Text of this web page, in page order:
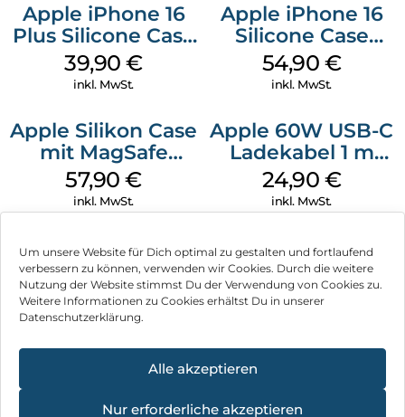
Um unsere Website für Dich optimal zu gestalten und fortlaufend
verbessern zu können, verwenden wir Cookies. Durch die weitere
Nutzung der Website stimmst Du der Verwendung von Cookies zu.
Weitere Informationen zu Cookies erhältst Du in unserer
Datenschutzerklärung.
Alle akzeptieren
Nur erforderliche akzeptieren
Apple iPhone 16
Plus Silicone Case
MagSafe Plum
39,90€
inkl. MwSt.
Apple iPhone 16
Silicone Case
MagSafe Black
54,90 €
inkl. MwSt.
Apple Silikon Case
mit MagSafe
iPhone 14 Pro
(PRODUCT)RED
57,90€
inkl. MwSt.
Apple 60W USB-C
Ladekabel 1 m
Weiß
24,90 €
inkl. MwSt.
Impressum